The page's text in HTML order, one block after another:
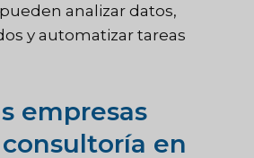
analizar datos,
y automatizar tareas
empresas
en